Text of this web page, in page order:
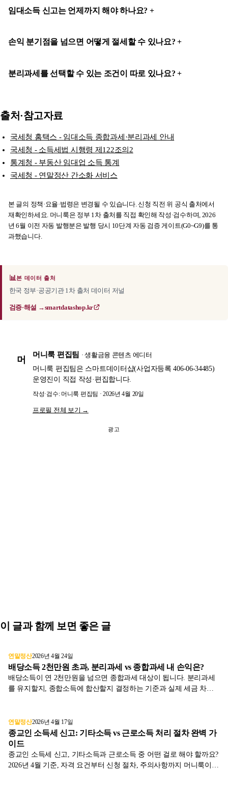
임대소득 신고는 언제까지 해야 하나요?
손익 분기점을 넘으면 어떻게 절세할 수 있나요?
분리과세를 선택할 수 있는 조건이 따로 있나요?
출처·참고자료
국세청 홈택스 - 임대소득 종합과세·분리과세 안내
국세청 - 소득세법 시행령 제122조의2
통계청 - 부동산 임대업 소득 통계
국세청 - 연말정산 간소화 서비스
본 글의 정책·요율·법령은 변경될 수 있습니다. 신청 직전 위 공식 출처에서
재확인하세요. 머니룩은 정부 1차 출처를 직접 확인해 작성·검수하며, 2026
년 6월 이전 자동 발행분은 발행 당시 10단계 자동 검증 게이트(G0~G9)를 통
과했습니다.
📊본 데이터 출처
한국 정부·공공기관 1차 출처 데이터 저널
검증·해설 →smartdatashop.kr
머
머니룩 편집팀 · 생활금융 콘텐츠 에디터
머니룩 편집팀은 스마트데이터샵(사업자등록 406-06-34485)
운영진이 직접 작성·편집합니다.
작성·검수: 머니룩 편집팀 · 2026년 4월 20일
프로필 전체 보기 →
광고
이 글과 함께 보면 좋은 글
연말정산2026년 4월 24일
배당소득 2천만원 초과, 분리과세 vs 종합과세 내 손익은?
배당소득이 연 2천만원을 넘으면 종합과세 대상이 됩니다. 분리과세
를 유지할지, 종합소득에 합산할지 결정하는 기준과 실제 세금 차이
연말정산2026년 4월 17일
종교인 소득세 신고: 기타소득 vs 근로소득 처리 절차 완벽 가
이드
종교인 소득세 신고, 기타소득과 근로소득 중 어떤 걸로 해야 할까요?
2026년 4월 기준, 자격 요건부터 신청 절차, 주의사항까지 머니룩이